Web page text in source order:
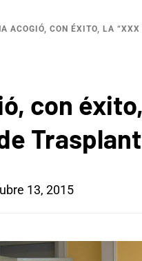
ACOGIÓ, CON ÉXITO, LA
con
13, 2015